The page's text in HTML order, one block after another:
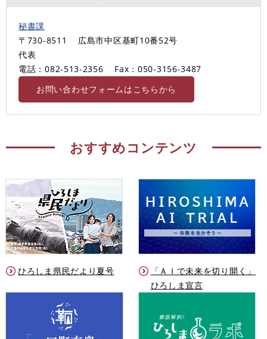
秘書課
〒730-8511
広島市中区基町10番52号
代表
電話：082-513-2356
Fax：050-3156-3487
お問い合わせフォームはこちらから
おすすめコンテンツ
ひろしま県民だより夏号
「ＡＩで未来を切り開く」
ひろしま宣言